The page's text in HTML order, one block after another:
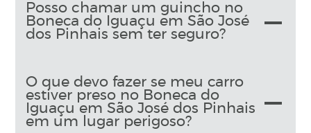
Posso chamar um guincho no
Boneca do Iguaçu em São José
dos Pinhais sem ter seguro?
O que devo fazer se meu carro
estiver preso no Boneca do
Iguaçu em São José dos Pinhais
em um lugar perigoso?